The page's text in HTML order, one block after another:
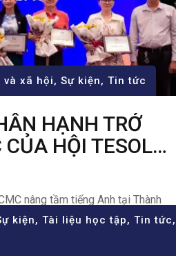
và xã hội, Sự kiện, Tin tức
HẠNH TRỞ
HỘI TESOL
nâng tầm tiếng Anh tại Thành
lần thứ VI của Hội Nghiên cứu và
đã thành công tốt đẹp với sự
kiện, Tài liệu học tập, Tin tức,